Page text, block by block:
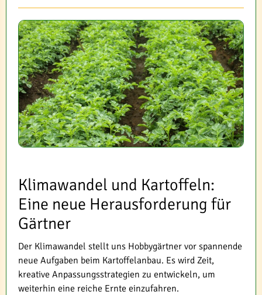
Klimawandel und Kartoffeln:
Eine neue Herausforderung für
Gärtner
Der Klimawandel stellt uns Hobbygärtner vor spannende
neue Aufgaben beim Kartoffelanbau. Es wird Zeit,
kreative Anpassungsstrategien zu entwickeln, um
weiterhin eine reiche Ernte einzufahren.